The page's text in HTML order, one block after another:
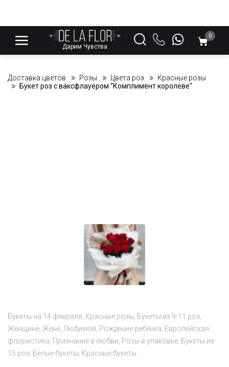
Дарим Чувства
0
Доставка цветов Розы Цвета роз
Красные розы
Букет роз с ваксфлауером "Комплимент королеве"
Букеты на 14 февраля Красные розы Букеты из 9-11 роз
Женщине Жене Любимой Рождение ребенка Европейская
флористика Признание в любви Розы в упаковке Букеты из
15 роз Белые букеты Красные букеты